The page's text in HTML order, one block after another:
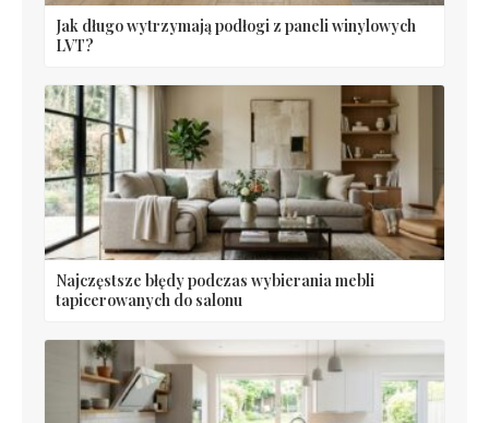
Jak długo wytrzymają podłogi z paneli winylowych
LVT?
Najczęstsze błędy podczas wybierania mebli
tapicerowanych do salonu